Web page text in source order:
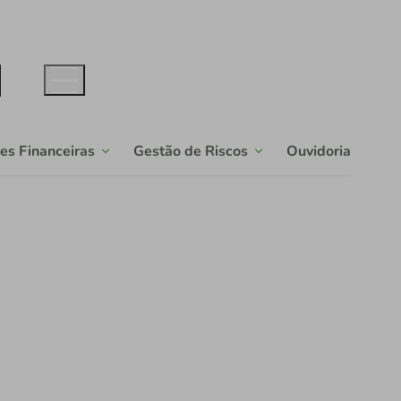
Financeiras Gestão de Riscos Ouvidoria